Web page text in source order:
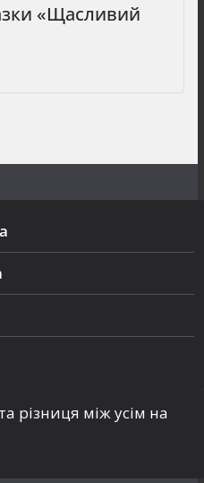
«Щасливий
різниця між усім на